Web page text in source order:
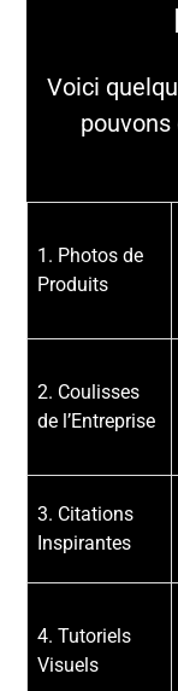
Voici
1. Photos de
Produits
2. Coulisses
de l’Entreprise
3. Citations
Inspirantes
4. Tutoriels
Visuels